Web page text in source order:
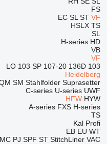
FS
EC SL ST VF
HSLX TS
SL
H-series HD
VB
VF
103 LO
103 SP 107-20 136D
Heidelberg
SM Stahlfolder Suprasetter
C-series U-series UWF
HFW HYW
A-series FXS H-series
TS
Kal Profi
EB EU WT
MC PJ SPF ST StitchLiner VAC